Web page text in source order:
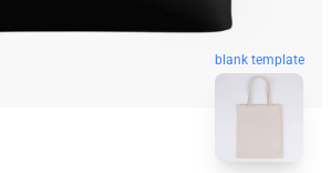
blank template